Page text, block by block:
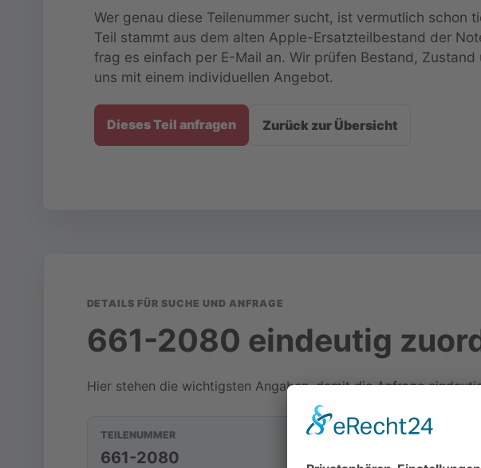
Wer genau diese Teilenummer sucht, ist vermutlich schon
Teil stammt aus dem alten Apple-Ersatzteilbestand der
frag es einfach per E-Mail an. Wir prüfen Bestand,
uns mit einem individuellen Angebot.
Dieses Teil anfragen Zurück zur Übersicht
DETAILS FÜR SUCHE UND ANFRAGE
661-2080 eindeutig
Hier stehen die wichtigsten Angaben, damit die Anfrage
TEILENUMMER
661-2080
ZUSTAND